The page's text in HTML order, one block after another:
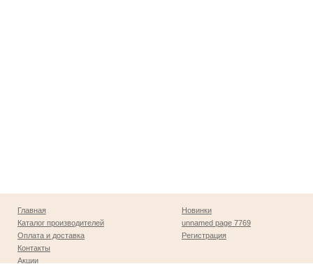
Главная
Каталог производителей
Оплата и доставка
Контакты
Акции
Новинки
unnamed page 7769
Регистрация